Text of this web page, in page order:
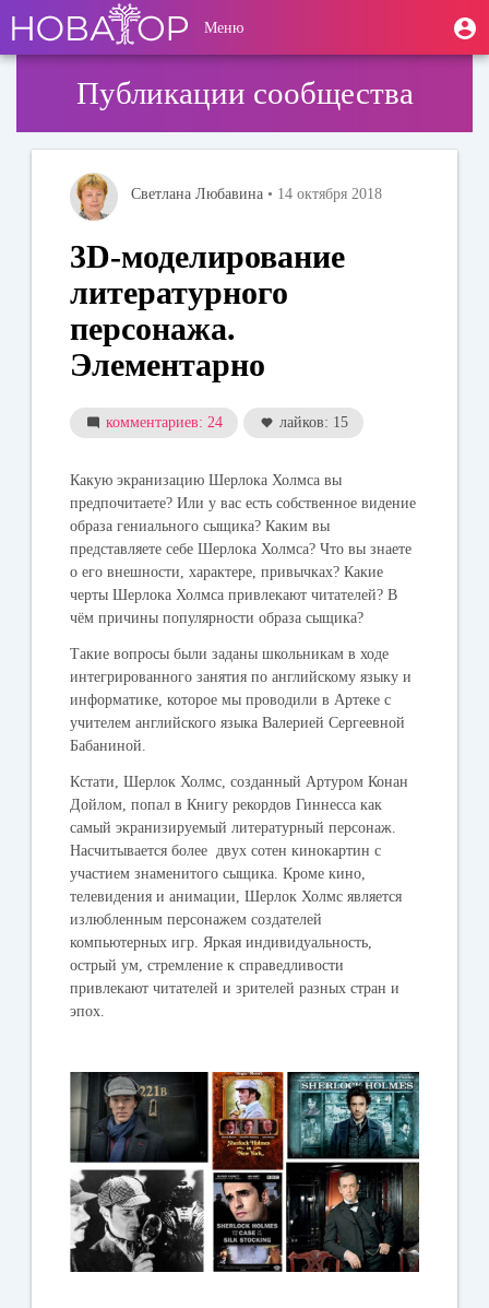
основному
содержанию
User
account
Меню
Публикации сообщества
Светлана Любавина • 14 октября 2018
3D-моделирование
литературного
персонажа.
Элементарно
комментариев: 24 лайков: 15
Какую экранизацию Шерлока Холмса вы
предпочитаете? Или у вас есть собственное видение
образа гениального сыщика?Каким вы
представляете себе Шерлока Холмса? Что вы знаете
о его внешности, характере, привычках? Какие
черты Шерлока Холмса привлекают читателей?В
чём причины популярности образа сыщика?
Такие вопросы были заданы школьникам в ходе
интегрированного занятия по английскому языку и
информатике, которое мы проводили в Артеке с
учителем английского языка Валерией Сергеевной
Бабаниной.
Кстати, Шерлок Холмс, созданный Артуром Конан
Дойлом, попал в Книгу рекордов Гиннесса как
самый экранизируемый литературный персонаж.
Насчитывается более двух сотен кинокартин с
участием знаменитого сыщика. Кроме кино,
телевидения и анимации, Шерлок Холмс является
излюбленным персонажем создателей
компьютерных игр. Яркая индивидуальность,
острый ум, стремление к справедливости
привлекают читателей и зрителейразных стран и
эпох.